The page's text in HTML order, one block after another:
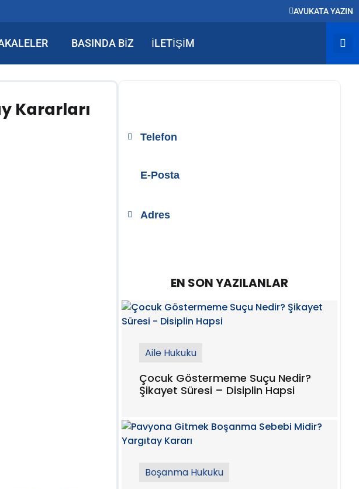
AVUKATA YAZIN
BASINDA BIZ İLETIŞIM
Kararları
Telefon
E-Posta
Adres
EN SON YAZILANLAR
Aile Hukuku
Çocuk Göstermeme Suçu Nedir?
Şikayet Süresi – Disiplin Hapsi
Boşanma Hukuku